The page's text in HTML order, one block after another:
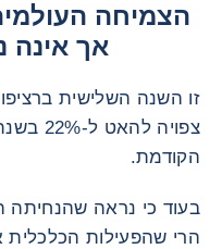
הצמיחה
אך אינה
זו השנה השלישית
הקודמת.
בעוד כי נראה
הרי שהפעילות